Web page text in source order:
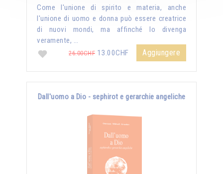
Come l'unione di spirito e materia, anche
l'unione di uomo e donna può essere creatrice
di nuovi mondi, ma affinché lo divenga
veramente, …
26.00CHF 13.00CHF Aggiungere
Dall'uomo a Dio - sephirot e gerarchie angeliche